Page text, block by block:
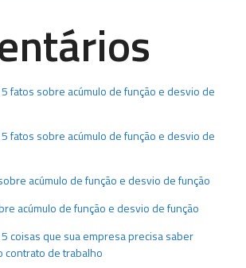
5 fatos sobre acúmulo de função e desvio de
5 fatos sobre acúmulo de função e desvio de
acúmulo de função e desvio de função
acúmulo de função e desvio de função
5 coisas que sua empresa precisa saber
contrato de trabalho